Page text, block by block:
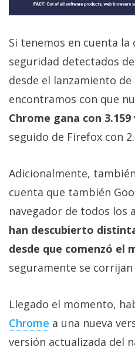
Si tenemos en cuenta
seguridad detectados
desde el lanzamiento
encontramos con que
Chrome gana con
seguido de Firefox con
Adicionalmente,
cuenta que también
navegador de todos los
han descubierto
desde que comenzó el
seguramente se
Llegado el momento,
Chrome a una nueva
versión actualizada del